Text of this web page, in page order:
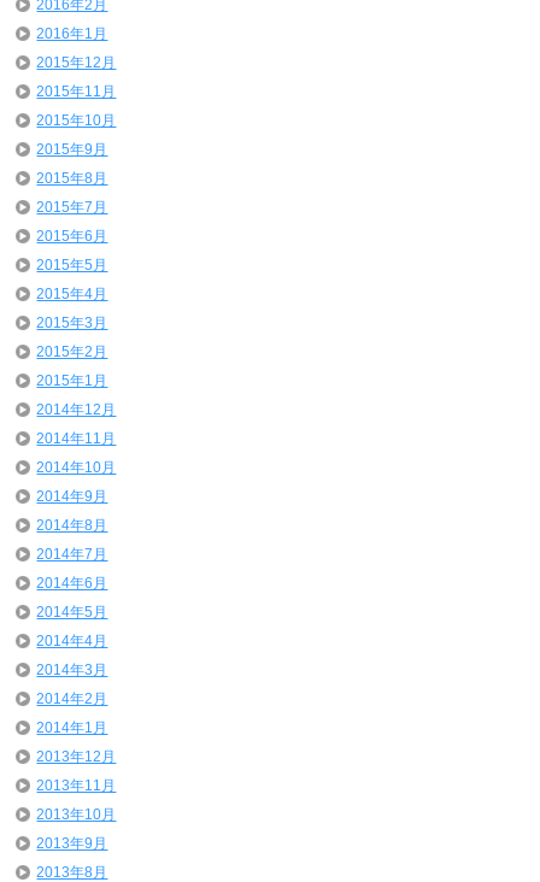
2016年2月
2016年1月
2015年12月
2015年11月
2015年10月
2015年9月
2015年8月
2015年7月
2015年6月
2015年5月
2015年4月
2015年3月
2015年2月
2015年1月
2014年12月
2014年11月
2014年10月
2014年9月
2014年8月
2014年7月
2014年6月
2014年5月
2014年4月
2014年3月
2014年2月
2014年1月
2013年12月
2013年11月
2013年10月
2013年9月
2013年8月